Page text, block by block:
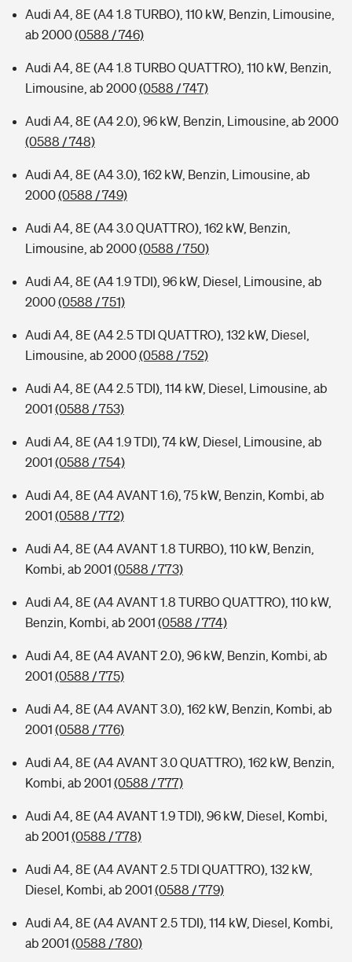
Audi A4, 8E (A4 1.8 TURBO), 110 kW, Benzin, Limousine,
ab 2000(0588 / 746)
Audi A4, 8E (A4 1.8 TURBO QUATTRO), 110 kW, Benzin,
Limousine, ab 2000(0588 / 747)
Audi A4, 8E (A4 2.0), 96 kW, Benzin, Limousine, ab 2000
(0588 / 748)
Audi A4, 8E (A4 3.0), 162 kW, Benzin, Limousine, ab
2000(0588 / 749)
Audi A4, 8E (A4 3.0 QUATTRO), 162 kW, Benzin,
Limousine, ab 2000(0588 / 750)
Audi A4, 8E (A4 1.9 TDI), 96 kW, Diesel, Limousine, ab
2000(0588 / 751)
Audi A4, 8E (A4 2.5 TDI QUATTRO), 132 kW, Diesel,
Limousine, ab 2000(0588 / 752)
Audi A4, 8E (A4 2.5 TDI), 114 kW, Diesel, Limousine, ab
2001 (0588 / 753)
Audi A4, 8E (A4 1.9 TDI), 74 kW, Diesel, Limousine, ab
2001 (0588 / 754)
Audi A4, 8E (A4 AVANT 1.6), 75 kW, Benzin, Kombi, ab
2001 (0588 / 772)
Audi A4, 8E (A4 AVANT 1.8 TURBO), 110 kW, Benzin,
Kombi, ab 2001 (0588 / 773)
Audi A4, 8E (A4 AVANT 1.8 TURBO QUATTRO), 110 kW,
Benzin, Kombi, ab 2001 (0588 / 774)
Audi A4, 8E (A4 AVANT 2.0), 96 kW, Benzin, Kombi, ab
2001 (0588 / 775)
Audi A4, 8E (A4 AVANT 3.0), 162 kW, Benzin, Kombi, ab
2001 (0588 / 776)
Audi A4, 8E (A4 AVANT 3.0 QUATTRO), 162 kW, Benzin,
Kombi, ab 2001 (0588 / 777)
Audi A4, 8E (A4 AVANT 1.9 TDI), 96 kW, Diesel, Kombi,
ab 2001 (0588 / 778)
Audi A4, 8E (A4 AVANT 2.5 TDI QUATTRO), 132 kW,
Diesel, Kombi, ab 2001 (0588 / 779)
Audi A4, 8E (A4 AVANT 2.5 TDI), 114 kW, Diesel, Kombi,
ab 2001 (0588 / 780)